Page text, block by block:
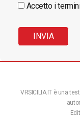
Accetto i
VRSICILIA.IT è una